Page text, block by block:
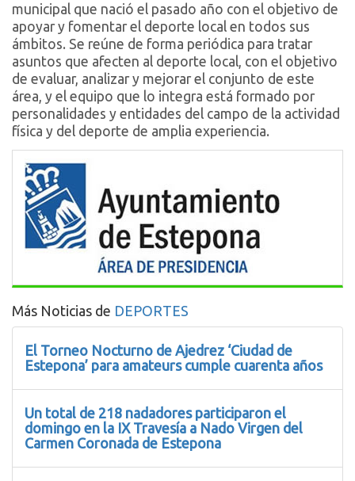
municipal que nació el pasado año con el objetivo de
apoyar y fomentar el deporte local en todos sus
ámbitos. Se reúne de forma periódica para tratar
asuntos que afecten al deporte local, con el objetivo
de evaluar, analizar y mejorar el conjunto de este
área, y el equipo que lo integra está formado por
personalidades y entidades del campo de la actividad
física y del deporte de amplia experiencia.
Más Noticias de DEPORTES
El Torneo Nocturno de Ajedrez ‘Ciudad de
Estepona’ para amateurs cumple cuarenta años
Un total de 218 nadadores participaron el
domingo en la IX Travesía a Nado Virgen del
Carmen Coronada de Estepona